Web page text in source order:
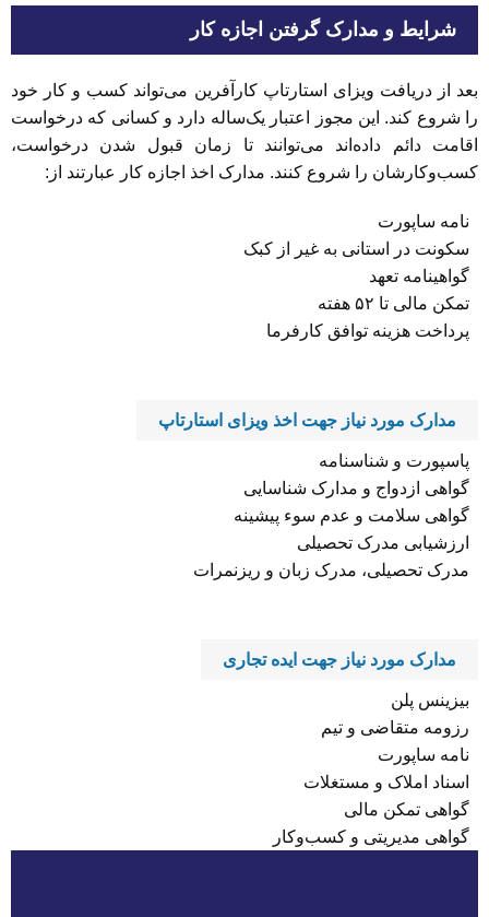
شرایط و مدارک گرفتن اجازه کار
بعد از دریافت ویزای استارتاپ کارآفرین می‌تواند کسب و کار خود
را شروع کند. این مجوز اعتبار یک‌ساله دارد و کسانی که درخواست
اقامت دائم داده‌اند می‌توانند تا زمان قبول شدن درخواست،
کسب‌و‌کارشان را شروع کنند. مدارک اخذ اجازه کار عبارتند از:
نامه ساپورت
سکونت در استانی به غیر از کبک
گواهینامه تعهد
تمکن مالی تا ۵۲ هفته
پرداخت هزینه توافق کارفرما
مدارک مورد نیاز جهت اخذ ویزای استارتاپ
پاسپورت و شناسنامه
گواهی ازدواج و مدارک شناسایی
گواهی سلامت و عدم سوء پیشینه
ارزشیابی مدرک تحصیلی
مدرک تحصیلی، مدرک زبان و ریزنمرات
مدارک مورد نیاز جهت ایده تجاری
بیزینس پلن
رزومه متقاضی و تیم
نامه ساپورت
اسناد املاک و مستغلات
گواهی تمکن مالی
گواهی مدیریتی و کسب‌و‌کار